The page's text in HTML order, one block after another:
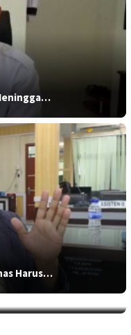
Harus…
9…